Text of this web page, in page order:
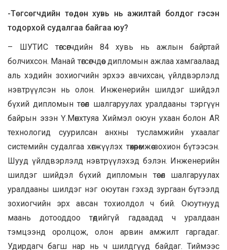
-Төгсөгчдийн төдөн хувь нь ажилтай болдог гэсэн
тодорхой судалгаа байгаа юу?
– ШУТИС төгсөгчдийн 84 хувь нь ажлын байртай
болчихсон. Манай төгсөгчдөөс дипломын ажлаа хамгаалаад
аль хэдийн зохиогчийн эрхээ авчихсан, үйлдвэрлэлд
нэвтрүүлсэн нь олон. Инженерийн шилдэг шийдэл
бүхий дипломын төсөл шалгаруулах уралдааны тэргүүн
байрын эзэн Ү.Мөнхтуяа Хиймэл оюун ухаан болон AR
технологид суурилсан анхны тусламжийн ухаалаг
системийн судалгаа хөгжүүлэх төхөөрөмжөө зохион бүтээсэн.
Шууд үйлдвэрлэлд нэвтрүүлэхэд бэлэн. Инженерийн
шилдэг шийдэл бүхий дипломын төсөл шалгаруулах
уралдааны шилдэг нэг оюутан гэхэд зургаан бүтээлд
зохиогчийн эрх авсан тохиолдол ч бий. Оюутнууд
маань дотооддоо төдийгүй гадаадад ч уралдаан
тэмцээнд оролцож, олон арвин амжилт гаргадаг.
Удирдагч багш нар нь ч шилдгүүд байдаг. Тиймээс